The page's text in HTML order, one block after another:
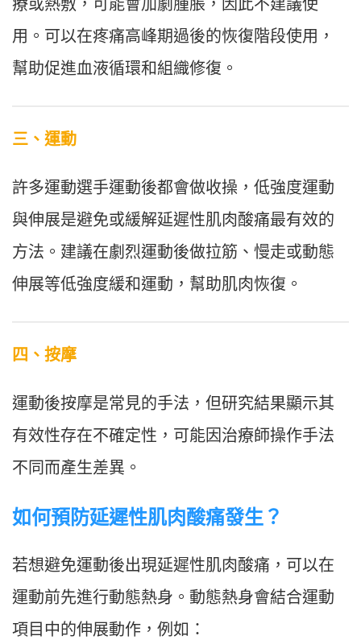
療或熱敷，可能會加劇腫脹，因此不建議使
用。可以在疼痛高峰期過後的恢復階段使用，
幫助促進血液循環和組織修復。
三、運動
許多運動選手運動後都會做收操，低強度運動
與伸展是避免或緩解延遲性肌肉酸痛最有效的
方法。建議在劇烈運動後做拉筋、慢走或動態
伸展等低強度緩和運動，幫助肌肉恢復。
四、按摩
運動後按摩是常見的手法，但研究結果顯示其
有效性存在不確定性，可能因治療師操作手法
不同而產生差異。
如何預防延遲性肌肉酸痛發生？
若想避免運動後出現延遲性肌肉酸痛，可以在
運動前先進行動態熱身。動態熱身會結合運動
項目中的伸展動作，例如：